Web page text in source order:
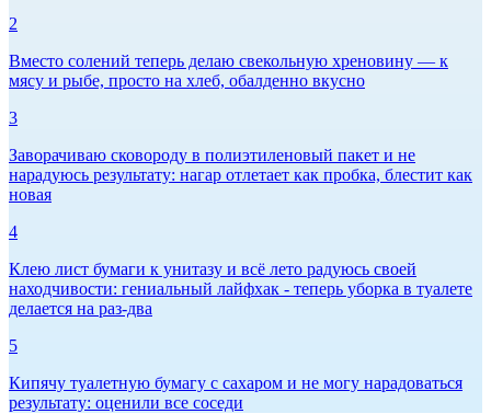
2
Вместо солений теперь делаю свекольную хреновину — к
мясу и рыбе, просто на хлеб, обалденно вкусно
3
Заворачиваю сковороду в полиэтиленовый пакет и не
нарадуюсь результату: нагар отлетает как пробка, блестит как
новая
4
Клею лист бумаги к унитазу и всё лето радуюсь своей
находчивости: гениальный лайфхак - теперь уборка в туалете
делается на раз-два
5
Кипячу туалетную бумагу с сахаром и не могу нарадоваться
результату: оценили все соседи